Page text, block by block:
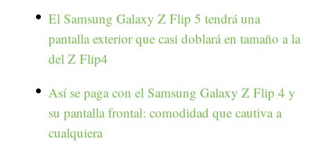
El Samsung Galaxy Z Flip 5 tendrá una
pantalla exterior que casi doblará en tamaño a la
del Z Flip4
Así se paga con el Samsung Galaxy Z Flip 4 y
su pantalla frontal: comodidad que cautiva a
cualquiera